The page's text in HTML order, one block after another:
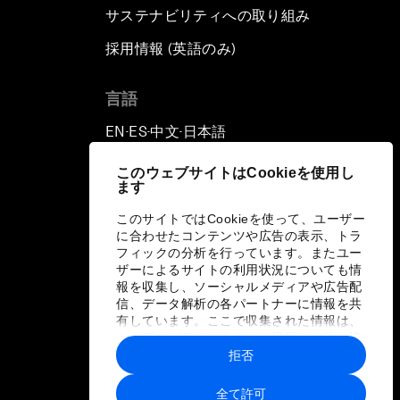
このウェブサイトはCookieを使用し
ます
このサイトではCookieを使って、ユーザー
に合わせたコンテンツや広告の表示、トラ
フィックの分析を行っています。またユー
ザーによるサイトの利用状況についても情
報を収集し、ソーシャルメディアや広告配
信、データ解析の各パートナーに情報を共
有しています。ここで収集された情報は、
ユーザーが各パートナーに提供した他の情
報や各パートナーのサービスを使用した際
に収集された情報と組み合わされ、各パー
トナーによって使用されることがありま
全て許可
拒否
サステナビリティへの取り組み
採用情報 (英語のみ)
言語
EN ▪ ES▪中文▪ 日本語